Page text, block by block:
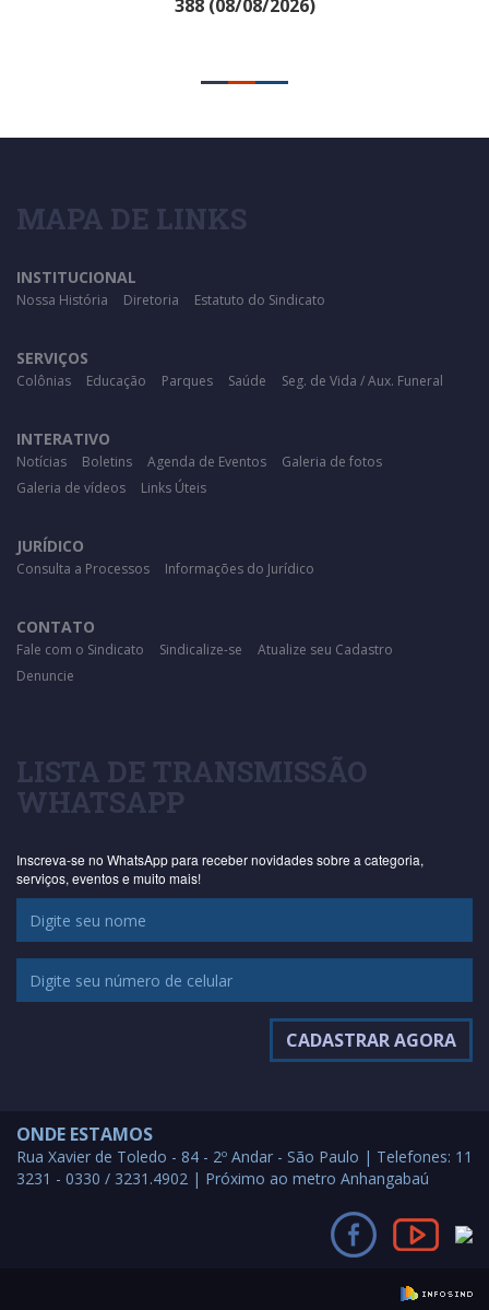
388 (08/08/2026)
MAPA DE LINKS
INSTITUCIONAL
Nossa História Diretoria Estatuto do Sindicato
SERVIÇOS
Colônias Educação Parques Saúde Seg. de Vida / Aux. Funeral
INTERATIVO
Notícias Boletins Agenda de Eventos
Galeria de fotos
Galeria de vídeos
Links Úteis
JURÍDICO
Consulta a Processos Informações do Jurídico
CONTATO
Fale com o Sindicato Sindicalize-se
Atualize seu Cadastro
Denuncie
LISTA DE TRANSMISSÃO
WHATSAPP
Inscreva-se no WhatsApp para receber novidades sobre a categoria,
serviços, eventos e muito mais!
ONDE ESTAMOS
Rua Xavier de Toledo - 84 - 2º Andar - São Paulo | Telefones: 11
3231 - 0330 / 3231.4902 | Próximo ao metro Anhangabaú